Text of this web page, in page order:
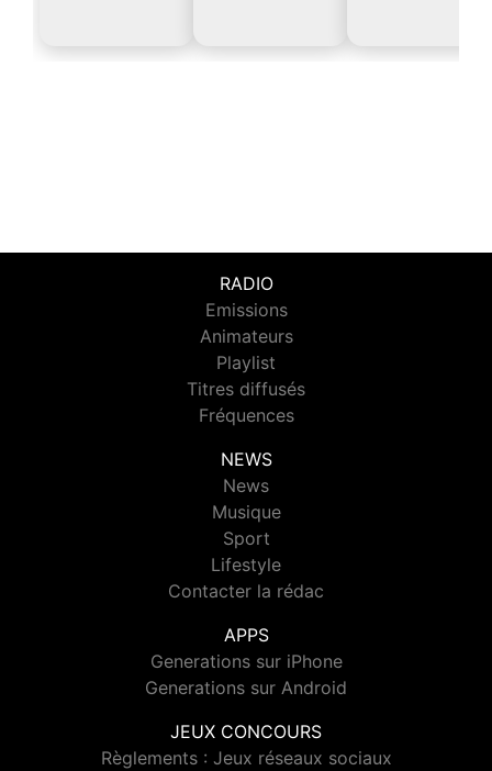
RADIO
Emissions
Animateurs
Playlist
Titres diffusés
Fréquences
NEWS
News
Musique
Sport
Lifestyle
Contacter la rédac
APPS
Generations sur iPhone
Generations sur Android
JEUX CONCOURS
Règlements : Jeux réseaux sociaux